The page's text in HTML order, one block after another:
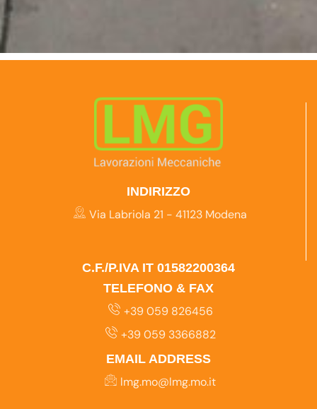
INDIRIZZO
Via Labriola 21 - 41123 Modena
C.F./P.IVA IT 01582200364
TELEFONO & FAX
+39 059 826456
+39 059 3366882
EMAIL ADDRESS
lmg.mo@lmg.mo.it